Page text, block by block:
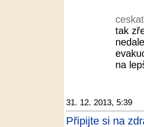
tak
na
31. 12. 2013, 5:39
Připijte si na